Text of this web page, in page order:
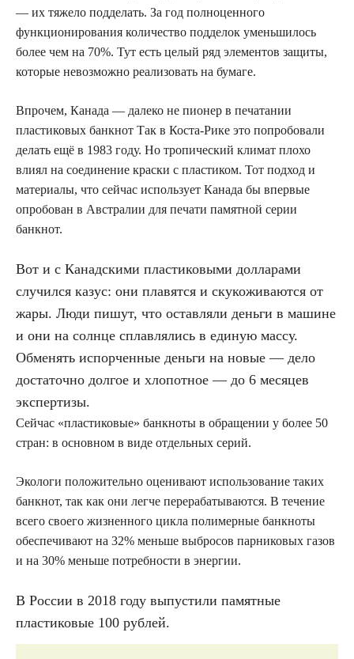
— их тяжело подделать. За год полноценного
функционирования количество подделок уменьшилось
более чем на 70%. Тут есть целый ряд элементов защиты,
которые невозможно реализовать на бумаге.
Впрочем, Канада — далеко не пионер в печатании
пластиковых банкнот Так в Коста-Рике это попробовали
делать ещё в 1983 году. Но тропический климат плохо
влиял на соединение краски с пластиком. Тот подход и
материалы, что сейчас использует Канада бы впервые
опробован в Австралии для печати памятной серии
банкнот.
Вот и с Канадскими пластиковыми долларами
случился казус: они плавятся и скукоживаются от
жары. Люди пишут, что оставляли деньги в машине
и они на солнце сплавлялись в единую массу.
Обменять испорченные деньги на новые — дело
достаточно долгое и хлопотное — до 6 месяцев
экспертизы.
Сейчас «пластиковые» банкноты в обращении у более 50
стран: в основном в виде отдельных серий.
Экологи положительно оценивают использование таких
банкнот, так как они легче перерабатываются. В течение
всего своего жизненного цикла полимерные банкноты
обеспечивают на 32% меньше выбросов парниковых газов
и на 30% меньше потребности в энергии.
В России в 2018 году выпустили памятные
пластиковые 100 рублей.